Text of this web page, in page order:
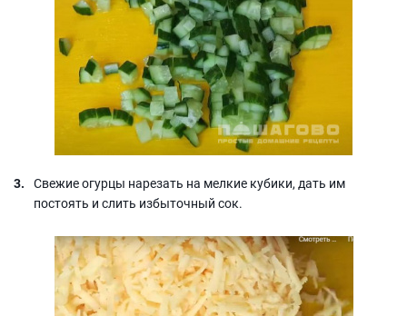
Свежие огурцы нарезать на мелкие кубики, дать им
постоять и слить избыточный сок.